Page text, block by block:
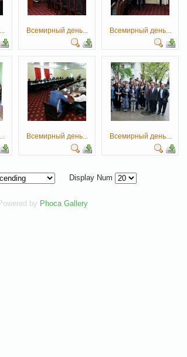
Всемирный день... Всемирный день...
Всемирный день... Всемирный день...
Display Num
by Phoca Gallery